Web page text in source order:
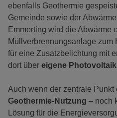
ebenfalls Geothermie
Gemeinde sowie der
Emmerting wird die Abwärme
Müllverbrennungsanlage zum
für eine Zusatzbelichtung mit
dort über eigene
Auch wenn der zentrale
Geothermie-Nutzung – noch
Lösung für die